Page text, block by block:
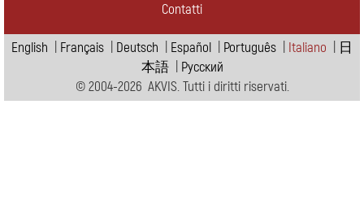
Contatti
English Français Deutsch Español Português Italiano
日
本語| Pусский
© 2004-2026 AKVIS. Tutti i diritti riservati.